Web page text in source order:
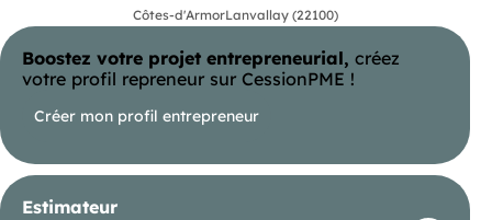
Côtes-d'ArmorLanvallay (22100)
Boostez votre projet entrepreneurial, créez
votre profil repreneur sur CessionPME !
Créer mon profil entrepreneur
Estimateur